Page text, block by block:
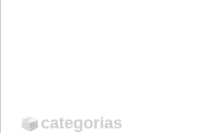
categorias